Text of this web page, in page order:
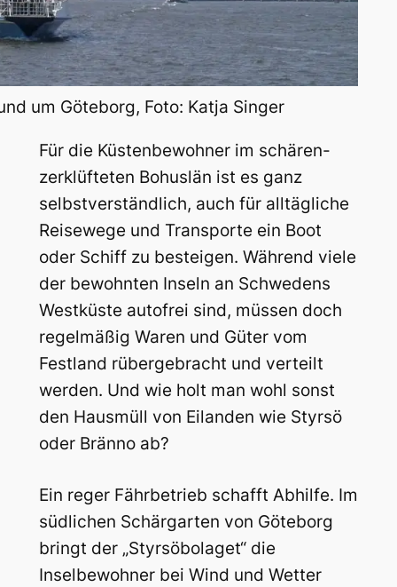
um Göteborg, Foto: Katja Singer
Für die Küstenbewohner im schären-
zerklüfteten Bohuslän ist es ganz
selbstverständlich, auch für alltägliche
Reisewege und Transporte ein Boot
oder Schiff zu besteigen. Während viele
der bewohnten Inseln an Schwedens
Westküste autofrei sind, müssen doch
regelmäßig Waren und Güter vom
Festland rübergebracht und verteilt
werden. Und wie holt man wohl sonst
den Hausmüll von Eilanden wie Styrsö
oder Bränno ab?
Ein reger Fährbetrieb schafft Abhilfe. Im
südlichen Schärgarten von Göteborg
bringt der „Styrsöbolaget“ die
Inselbewohner bei Wind und Wetter